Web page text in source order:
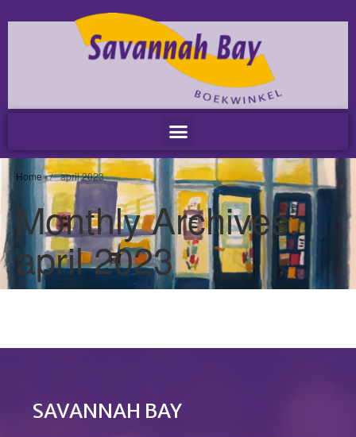
Home
Nieuws
Nieuws
Nieuwsbrieven
Podcast
Agenda
Summer Stories 2026
Zakelijk
Algemeen
Verkoop op locatie
Voor Medewerkers en Relaties
Verhuur
Home / april 2023
Monthly Archives:
april 2023
SAVANNAH BAY